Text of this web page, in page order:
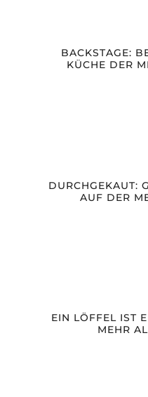
BACKSTAGE:
KÜCHE DER
DURCHGEKAUT:
AUF DER
EIN LÖFFEL IST
MEHR